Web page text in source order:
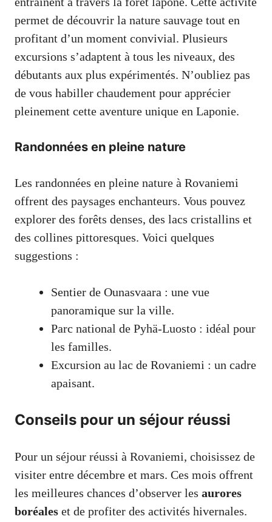
permet de découvrir la nature sauvage tout en
profitant d’un moment convivial. Plusieurs
excursions s’adaptent à tous les niveaux, des
débutants aux plus expérimentés. N’oubliez pas
de vous habiller chaudement pour apprécier
pleinement cette aventure unique en Laponie.
Randonnées en pleine nature
Les randonnées en pleine nature à Rovaniemi
offrent des paysages enchanteurs. Vous pouvez
explorer des forêts denses, des lacs cristallins et
des collines pittoresques. Voici quelques
suggestions :
Sentier de Ounasvaara : une vue
panoramique sur la ville.
Parc national de Pyhä-Luosto : idéal pour
les familles.
Excursion au lac de Rovaniemi : un cadre
apaisant.
Conseils pour un séjour réussi
Pour un séjour réussi à Rovaniemi, choisissez de
visiter entre décembre et mars. Ces mois offrent
les meilleures chances d’observer les aurores
boréales et de profiter des activités hivernales.